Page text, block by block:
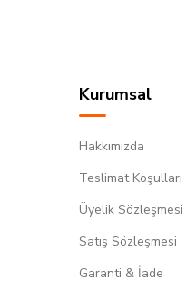
Kurumsal
Hakkımızda
Teslimat Koşulları
Üyelik Sözleşmesi
Satış Sözleşmesi
Garanti & İade